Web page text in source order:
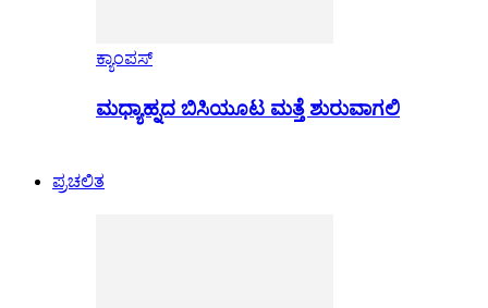
ಕ್ಯಾಂಪಸ್
ಮಧ್ಯಾಹ್ನದ ಬಿಸಿಯೂಟ ಮತ್ತೆ ಶುರುವಾಗಲಿ
ಪ್ರಚಲಿತ